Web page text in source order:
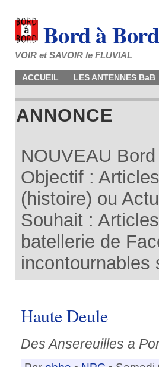
Bord à
VOIR et SAVOIR le FLUVIAL
ACCUEIL LES ANTENNES BaB
ANNONCE
NOUVEAU
Objectif :
(histoire) ou
Souhait :
batellerie de
incontournables
Haute Deule
Des Ansereuilles a